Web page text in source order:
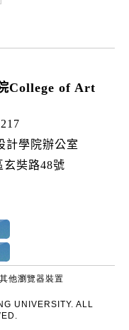
College of Art
計學院辦公室
玄奘路48號
他瀏覽器裝置
UNIVERSITY. ALL